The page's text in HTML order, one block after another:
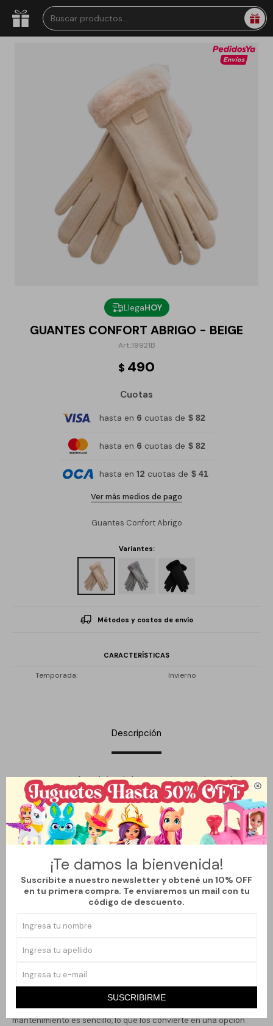

¡Te damos la bienvenida!
Suscribite a nuestro newsletter y obtené un 10% OFF
en tu primera compra. Te enviaremos un mail con tu
código de descuento.
SUSCRIBIRME
LlegaHOY
GUANTES CONFORT ABRIGO - BEIGE
19921B
$ 490
Cuotas
hasta en 6 cuotas de $ 82
hasta en 6 cuotas de $ 82
hasta en 12 cuotas de $ 41
Ver más medios de pago
Guantes Confort Abrigo
Variantes:
Métodos y costos de envío
CARACTERÍSTICAS
Temporada Invierno
Descripción
Los Guantes Confort Abrigo de la marca Que Regalo! son la
elección perfecta para quienes buscan calidez y comodidad en
climas fríos. Diseñados sin género, estos guantes se adaptan a
cualquier mano, ofreciendo un ajuste perfecto y una sensación
agradable al tacto. Su material suave y acogedor proporciona
manos se mantengan cálidas durante todo el día.
Ideal para actividades al aire libre, como paseos, deportes o
simplemente para el uso diario, estos guantes son versátiles y
funcionales. Su diseño elegante y moderno los convierte en un
comodidad. Además, son fáciles de combinar con bufandas y
La durabilidad de los Guantes Confort Abrigo asegura que
mantenimiento es sencillo, lo que los convierte en una opción